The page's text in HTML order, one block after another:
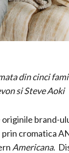
din cinci
si Steve Aoki
brand-
cromatica
Americana.